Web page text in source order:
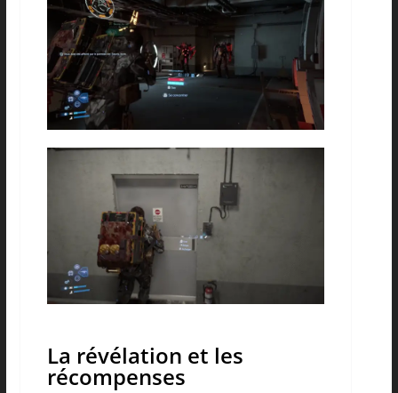
La révélation et les
récompenses